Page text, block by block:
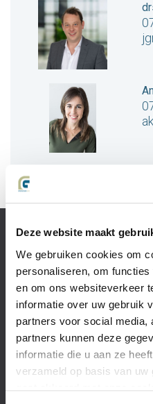
Deze website maakt
We gebruiken cookies om
personaliseren, om
en om ons websiteverkeer
informatie over uw gebruik
partners voor social media,
partners kunnen deze
informatie die u aan ze
verzameld op basis van
Slachtoffer van
letselschade
Recht op
schadevergoeding?
Het
letselschadeproces
Wat is
overlijdensschade?